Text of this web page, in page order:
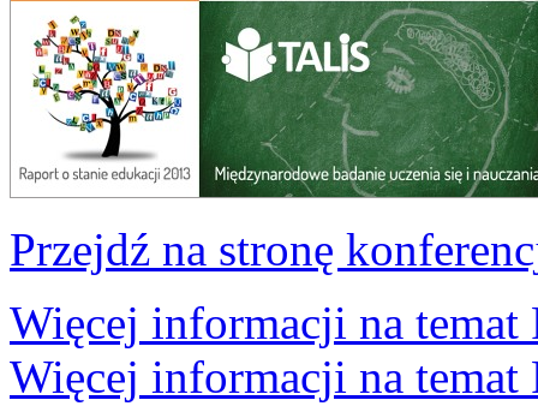
Przejdź na stronę
Więcej informacji na temat
Więcej informacji na